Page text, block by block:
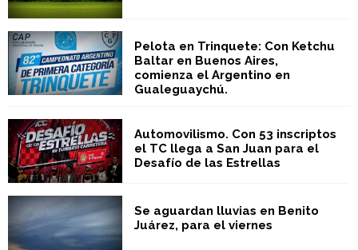
Pelota en Trinquete: Con Ketchu
Baltar en Buenos Aires,
comienza el Argentino en
Gualeguaychú.
Automovilismo. Con 53 inscriptos
el TC llega a San Juan para el
Desafío de las Estrellas
Se aguardan lluvias en Benito
Juárez, para el viernes